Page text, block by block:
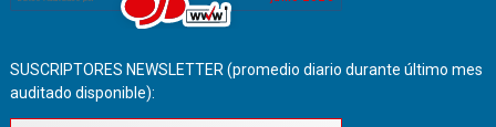
SUSCRIPTORES NEWSLETTER (promedio diario durante último mes
auditado disponible):